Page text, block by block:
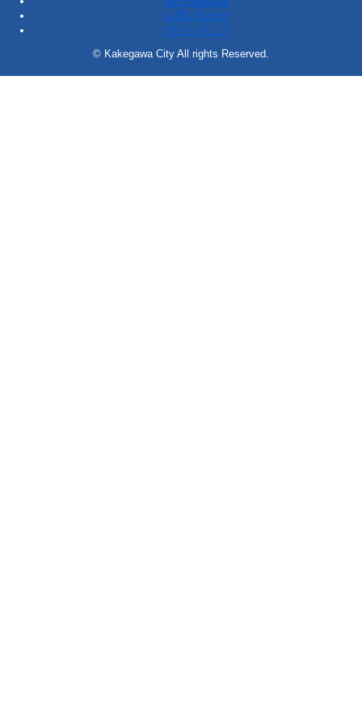
お問い合わせ
サイトマップ
© Kakegawa City All rights Reserved.